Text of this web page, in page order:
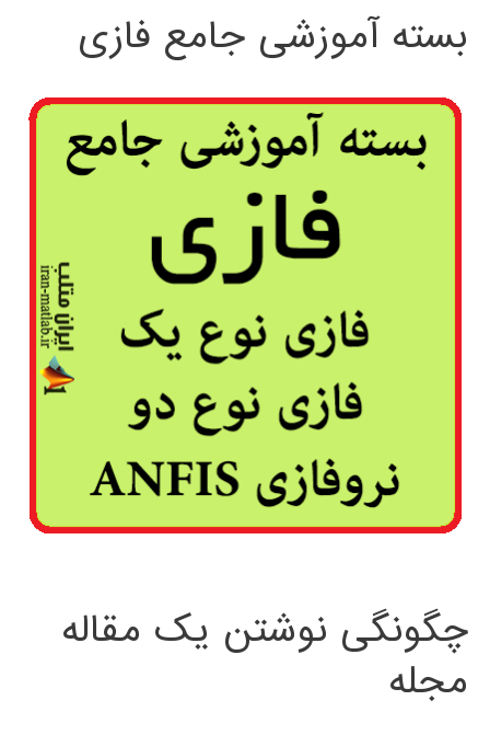
بسته آموزشی جامع فازی
چگونگی نوشتن یک مقاله
مجله